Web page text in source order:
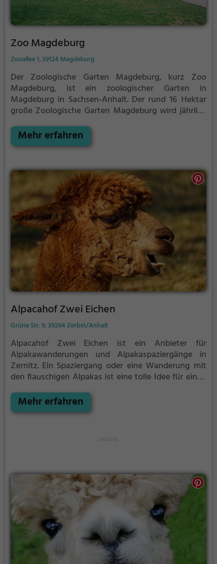
Zoo Magdeburg
Zooallee 1, 39124 Magdeburg
Der Zoologische Garten Magdeburg, kurz Zoo
Magdeburg, ist ein zoologischer Garten in
Magdeburg in Sachsen-Anhalt. Der rund 16 Hektar
große Zoologische Garten Magdeburg wird jährlich
über eine Parklandschaft und einen großen
Spielplatz für Kinder. 2016 lebten rund 1400 Tiere im
Mehr erfahren
Alpacahof Zwei Eichen
Grüne Str. 9, 39264 Zerbst/Anhalt
Alpacahof Zwei Eichen ist ein Anbieter für
Alpakawanderungen und Alpakaspaziergänge in
Zernitz. Ein Spaziergang oder eine Wanderung mit
den flauschigen Alpakas ist eine tolle Idee für einen
Familie. Die kuscheligen Tiere strahlen eine
unheimliche Ruhe aus und werden daher auch
Mehr erfahren